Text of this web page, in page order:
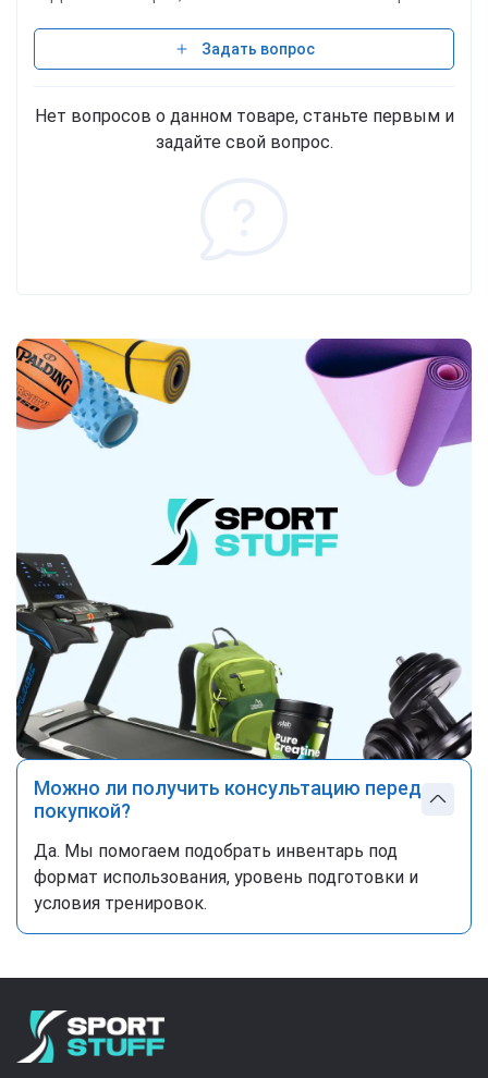
Задать вопрос
Нет вопросов о данном товаре, станьте первым и
задайте свой вопрос.
Можно ли получить консультацию перед
покупкой?
Да. Мы помогаем подобрать инвентарь под
формат использования, уровень подготовки и
условия тренировок.